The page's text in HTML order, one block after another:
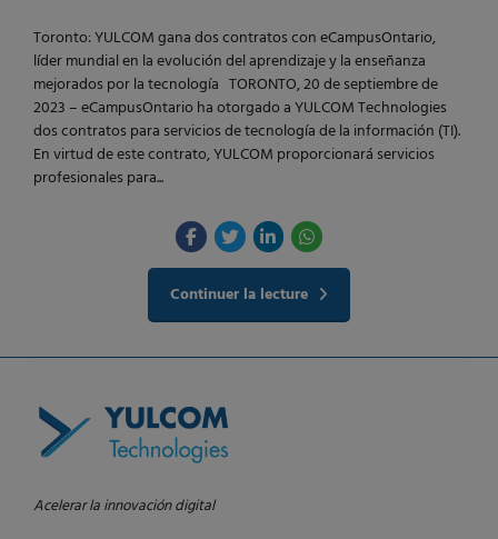
Toronto: YULCOM gana dos contratos con eCampusOntario,
líder mundial en la evolución del aprendizaje y la enseñanza
mejorados por la tecnología TORONTO, 20 de septiembre de
2023 – eCampusOntario ha otorgado a YULCOM Technologies
dos contratos para servicios de tecnología de la información (TI).
En virtud de este contrato, YULCOM proporcionará servicios
profesionales para...
Continuer la lecture
Acelerar la innovación digital